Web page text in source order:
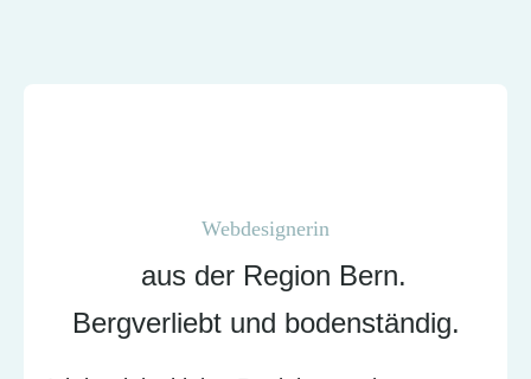
Webdesignerin
aus der Region Bern.
Bergverliebt und bodenständig.